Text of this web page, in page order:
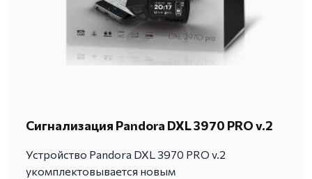
Сигнализация Pandora DXL 3970 PRO v.2
Устройство Pandora DXL 3970 PRO v.2
укомплектовывается новым